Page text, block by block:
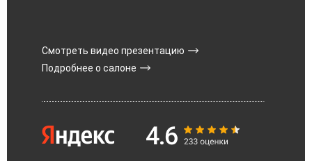
Смотреть видео презентацию
Подробнее о салоне